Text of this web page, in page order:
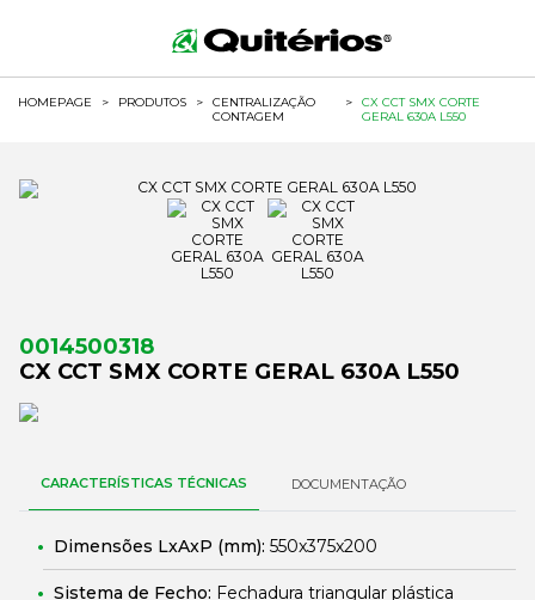
HOMEPAGE > PRODUTOS >
CENTRALIZAÇÃO
CONTAGEM
>
CX CCT SMX CORTE
GERAL 630A L550
0014500318
CX CCT SMX CORTE GERAL 630A L550
CARACTERÍSTICAS TÉCNICAS DOCUMENTAÇÃO
Dimensões LxAxP (mm): 550x375x200
Sistema de Fecho: Fechadura triangular plástica